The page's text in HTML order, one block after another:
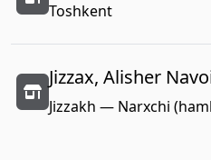
Toshkent
Jizzax, Alisher
Jizzakh — Narxchi